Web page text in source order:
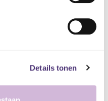
Details tonen
te contacteren. Hier